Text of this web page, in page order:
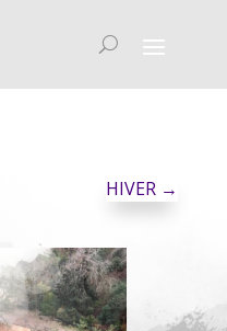
HIVER →